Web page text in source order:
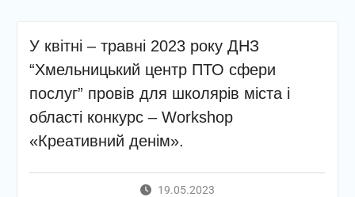
У квітні – травні 2023 року ДНЗ
“Хмельницький центр ПТО сфери
послуг” провів для школярів міста і
області конкурс – Workshop
«Креативний денім».
19.05.2023